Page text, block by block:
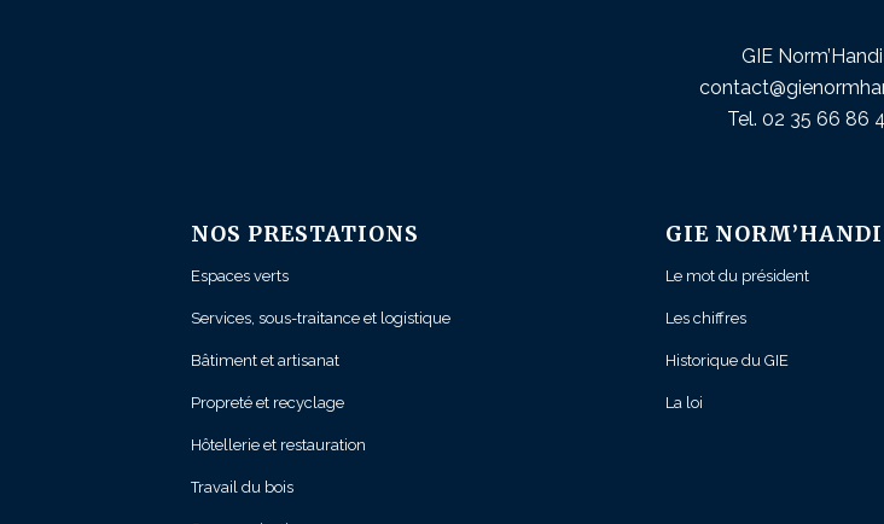
GIE Norm’Handi
Tel. 02 35 66 86
NOS PRESTATIONS
Espaces verts
Services, sous-traitance et logistique
Bâtiment et artisanat
Propreté et recyclage
Hôtellerie et restauration
Travail du bois
GIE NORM’HANDI
Le mot du président
Les chiffres
Historique du GIE
La loi